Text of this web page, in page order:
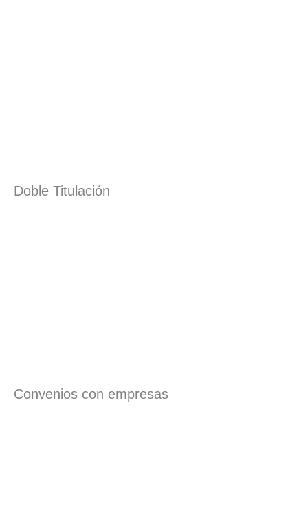
Doble Titulación
Convenios con empresas